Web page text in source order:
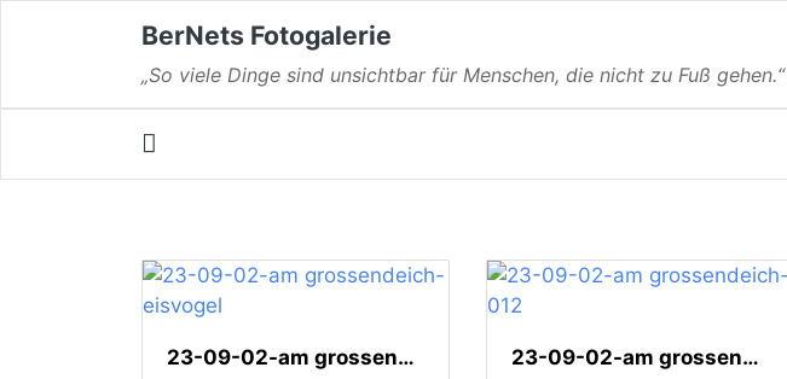
BerNets Fotogalerie
„So viele Dinge sind unsichtbar für Menschen, die nicht zu Fuß gehen.“
23-09-02-am grossendeich-eisvogel 23-09-02-am grossendeich-012